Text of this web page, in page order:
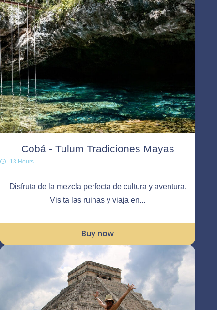
Cobá - Tulum Tradiciones Mayas
13 Hours
Disfruta de la mezcla perfecta de cultura y aventura.
Visita las ruinas y viaja en...
Buy now